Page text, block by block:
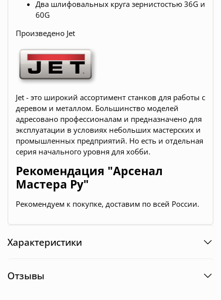
Два шлифовальных круга зернистостью 36G и
60G
Произведено Jet
Jet - это широкий ассортимент станков для работы с
деревом и металлом. Большинство моделей
адресовано профессионалам и предназначено для
эксплуатации в условиях небольших мастерских и
промышленных предприятий. Но есть и отдельная
серия начального уровня для хобби.
Рекомендация "Арсенал
Мастера Ру"
Pекомендуем к покупке, доставим по всей России.
Характеристики
Отзывы